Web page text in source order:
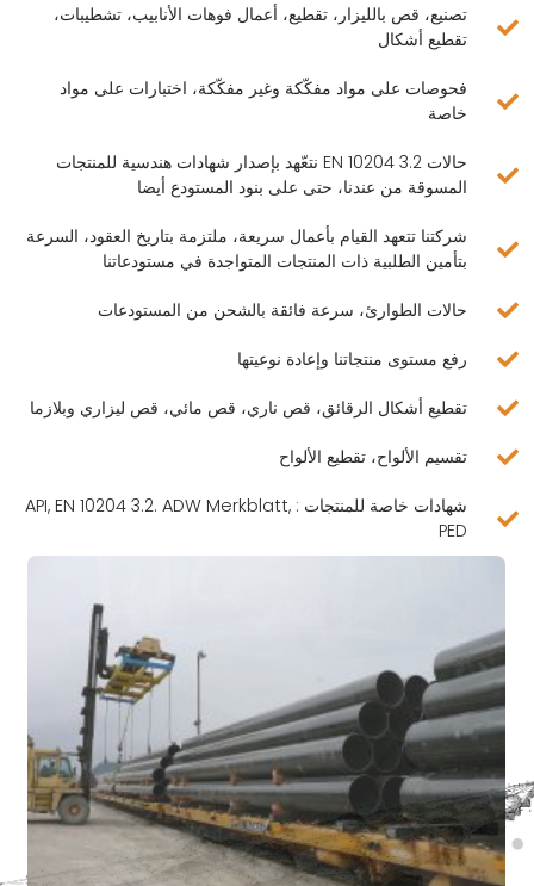
تصنيع، قص بالليزار، تقطيع، أعمال فوهات الأنابيب، تشطيبات،
تقطيع أشكال
فحوصات على مواد مفكّكة وغير مفكّكة، اختبارات على مواد
خاصة
حالات EN 10204 3.2 نتعّهد بإصدار شهادات هندسية للمنتجات
المسوقة من عندنا، حتى على بنود المستودع أيضا
شركتنا تتعهد القيام بأعمال سريعة، ملتزمة بتاريخ العقود، السرعة
بتأمين الطلبية ذات المنتجات المتواجدة في مستودعاتنا
حالات الطوارئ، سرعة فائقة بالشحن من المستودعات
رفع مستوى منتجاتنا وإعادة نوعيتها
تقطيع أشكال الرقائق، قص ناري، قص مائي، قص ليزاري وبلازما
تقسيم الألواح، تقطيع الألواح
شهادات خاصة للمنتجات : API, EN 10204 3.2. ADW Merkblatt,
PED